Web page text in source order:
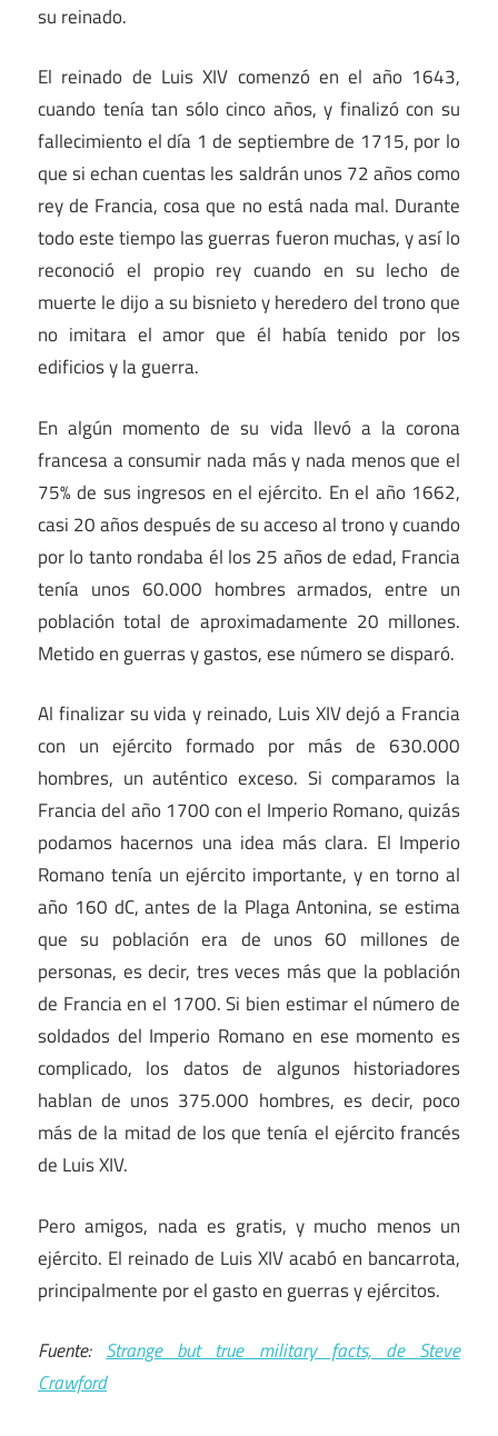
su reinado.
El reinado de Luis XIV comenzó en el año 1643,
cuando tenía tan sólo cinco años, y finalizó con su
fallecimiento el día 1 de septiembre de 1715, por lo
que si echan cuentas les saldrán unos 72 años como
rey de Francia, cosa que no está nada mal. Durante
todo este tiempo las guerras fueron muchas, y así lo
reconoció el propio rey cuando en su lecho de
muerte le dijo a su bisnieto y heredero del trono que
no imitara el amor que él había tenido por los
edificios y la guerra.
En algún momento de su vida llevó a la corona
francesa a consumir nada más y nada menos que el
75% de sus ingresos en el ejército. En el año 1662,
casi 20 años después de su acceso al trono y cuando
por lo tanto rondaba él los 25 años de edad, Francia
tenía unos 60.000 hombres armados, entre un
población total de aproximadamente 20 millones.
Metido en guerras y gastos, ese número se disparó.
Al finalizar su vida y reinado, Luis XIV dejó a Francia
con un ejército formado por más de 630.000
hombres, un auténtico exceso. Si comparamos la
Francia del año 1700 con el Imperio Romano, quizás
podamos hacernos una idea más clara. El Imperio
Romano tenía un ejército importante, y en torno al
año 160 dC, antes de la Plaga Antonina, se estima
que su población era de unos 60 millones de
personas, es decir, tres veces más que la población
de Francia en el 1700. Si bien estimar el número de
soldados del Imperio Romano en ese momento es
complicado, los datos de algunos historiadores
hablan de unos 375.000 hombres, es decir, poco
más de la mitad de los que tenía el ejército francés
de Luis XIV.
Pero amigos, nada es gratis, y mucho menos un
ejército. El reinado de Luis XIV acabó en bancarrota,
principalmente por el gasto en guerras y ejércitos.
Fuente:Strange but true military facts, de Steve
Crawford